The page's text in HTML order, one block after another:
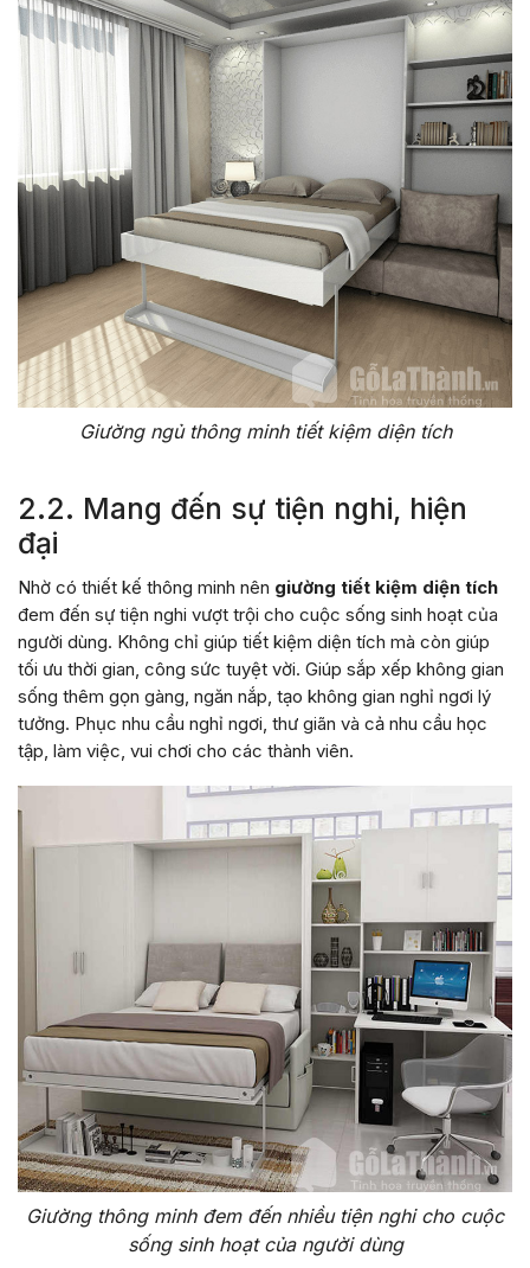
Giường ngủ thông minh tiết kiệm diện tích
2.2. Mang đến sự tiện nghi, hiện
đại
Nhờ có thiết kế thông minh nên giường tiết kiệm diện tích
đem đến sự tiện nghi vượt trội cho cuộc sống sinh hoạt của
người dùng. Không chỉ giúp tiết kiệm diện tích mà còn giúp
tối ưu thời gian, công sức tuyệt vời. Giúp sắp xếp không gian
sống thêm gọn gàng, ngăn nắp, tạo không gian nghỉ ngơi lý
tưởng. Phục nhu cầu nghỉ ngơi, thư giãn và cả nhu cầu học
tập, làm việc, vui chơi cho các thành viên.
Giường thông minh đem đến nhiều tiện nghi cho cuộc
sống sinh hoạt của người dùng